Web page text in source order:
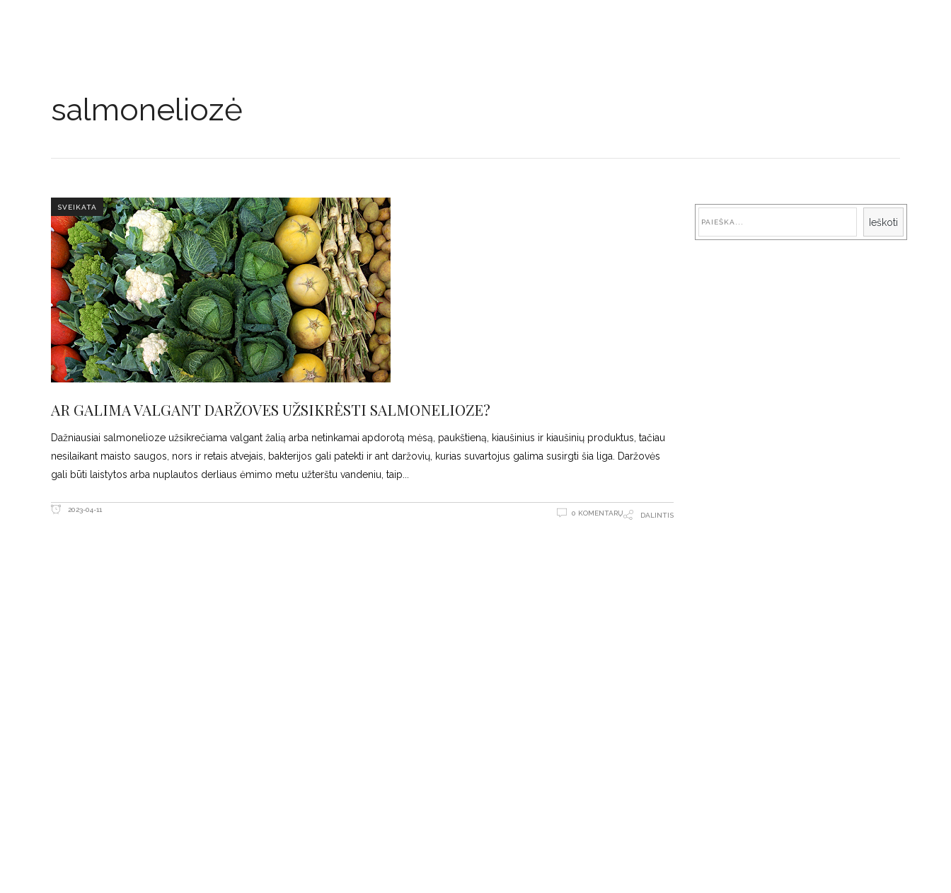
salmoneliozė
SVEIKATA
AR GALIMA VALGANT DARŽOVES UŽSIKRĖSTI SALMONELIOZE?
Dažniausiai salmonelioze užsikrečiama valgant žalią arba netinkamai apdorotą mėsą, paukštieną, kiaušinius ir kiaušinių produktus, tačiau
nesilaikant maisto saugos, nors ir retais atvejais, bakterijos gali patekti ir ant daržovių, kurias suvartojus galima susirgti šia liga. Daržovės
gali būti laistytos arba nuplautos derliaus ėmimo metu užterštu vandeniu, taip
2023-04-11 0 KOMENTARŲ DALINTIS
Ieškoti